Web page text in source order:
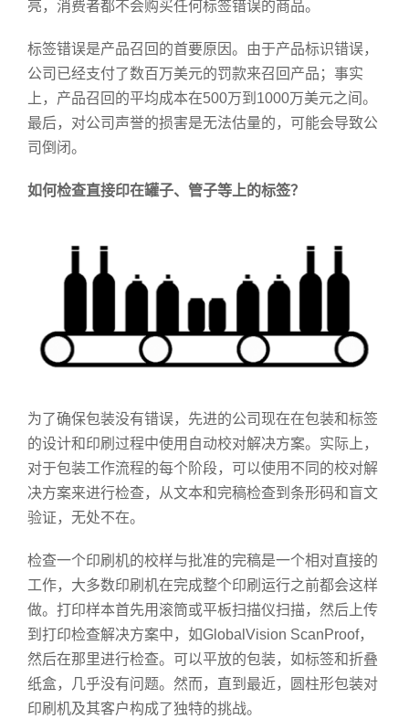
亮，消费者都不会购买任何标签错误的商品。
标签错误是产品召回的首要原因。由于产品标识错误，
公司已经支付了数百万美元的罚款来召回产品；事实
上，产品召回的平均成本在500万到1000万美元之间。
最后，对公司声誉的损害是无法估量的，可能会导致公
司倒闭。
如何检查直接印在罐子、管子等上的标签？
为了确保包装没有错误，先进的公司现在在包装和标签
的设计和印刷过程中使用自动校对解决方案。实际上，
对于包装工作流程的每个阶段，可以使用不同的校对解
决方案来进行检查，从文本和完稿检查到条形码和盲文
验证，无处不在。
检查一个印刷机的校样与批准的完稿是一个相对直接的
工作，大多数印刷机在完成整个印刷运行之前都会这样
做。打印样本首先用滚筒或平板扫描仪扫描，然后上传
到打印检查解决方案中，如GlobalVision ScanProof，
然后在那里进行检查。可以平放的包装，如标签和折叠
纸盒，几乎没有问题。然而，直到最近，圆柱形包装对
印刷机及其客户构成了独特的挑战。